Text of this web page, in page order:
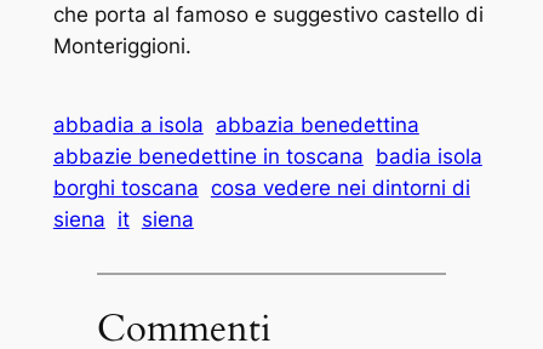
che porta al famoso e suggestivo castello di
Monteriggioni.
abbadia a isola abbazia benedettina
abbazie benedettine in toscana badia isola
borghi toscana cosa vedere nei dintorni di
siena it siena
Commenti